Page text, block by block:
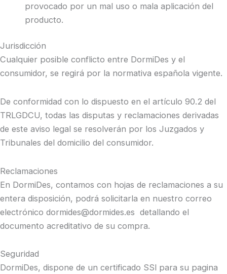
provocado por un mal uso o mala aplicación del
producto.
Jurisdicción
Cualquier posible conflicto entre DormiDes y el
consumidor, se regirá por la normativa española vigente.
De conformidad con lo dispuesto en el artículo 90.2 del
TRLGDCU, todas las disputas y reclamaciones derivadas
de este aviso legal se resolverán por los Juzgados y
Tribunales del domicilio del consumidor.
Reclamaciones
En DormiDes, contamos con hojas de reclamaciones a su
entera disposición, podrá solicitarla en nuestro correo
electrónico dormides@dormides.es detallando el
documento acreditativo de su compra.
Seguridad
DormiDes, dispone de un certificado SSl para su pagina